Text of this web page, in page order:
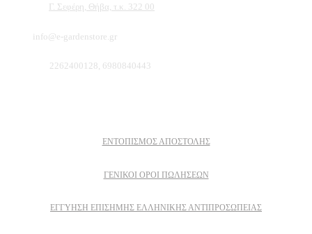
Γ. Σεφέρη, Θήβα, τ.κ. 322 00
info@e-gardenstore.gr
2262400128, 6980840443
ΕΝΤΟΠΙΣΜΟΣ ΑΠΟΣΤΟΛΗΣ
ΓΕΝΙΚΟΙ ΟΡΟΙ ΠΩΛΗΣΕΩΝ
ΕΓΓΎΗΣΗ ΕΠΊΣΗΜΗΣ ΕΛΛΗΝΙΚΉΣ ΑΝΤΙΠΡΟΣΩΠΕΊΑΣ